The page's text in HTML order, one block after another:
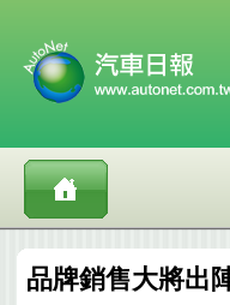
品牌銷售大將出